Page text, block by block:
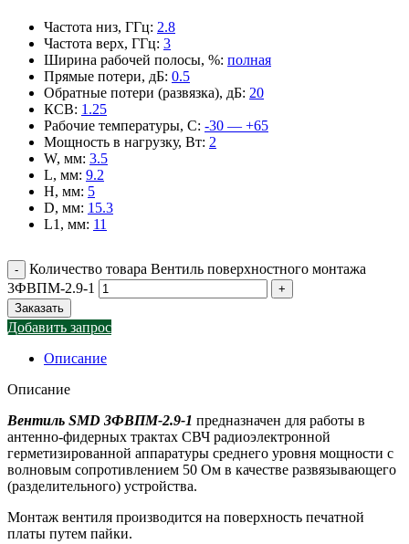
Частота низ, ГГц: 2.8
Частота верх, ГГц: 3
Ширина рабочей полосы, %: полная
Прямые потери, дБ: 0.5
Обратные потери (развязка), дБ: 20
КСВ: 1.25
Рабочие температуры, С: -30 — +65
Мощность в нагрузку, Вт: 2
W, мм: 3.5
L, мм: 9.2
H, мм: 5
D, мм: 15.3
L1, мм: 11
Количество товара Вентиль поверхностного монтажа
3ФВПМ-2.9-1
Заказать
Добавить запрос
Описание
Описание
Вентиль SMD 3ФВПМ-2.9-1 предназначен для работы в
антенно-фидерных трактах СВЧ радиоэлектронной
герметизированной аппаратуры среднего уровня мощности с
волновым сопротивлением 50 Ом в качестве развязывающего
(разделительного) устройства.
Монтаж вентиля производится на поверхность печатной
платы путем пайки.